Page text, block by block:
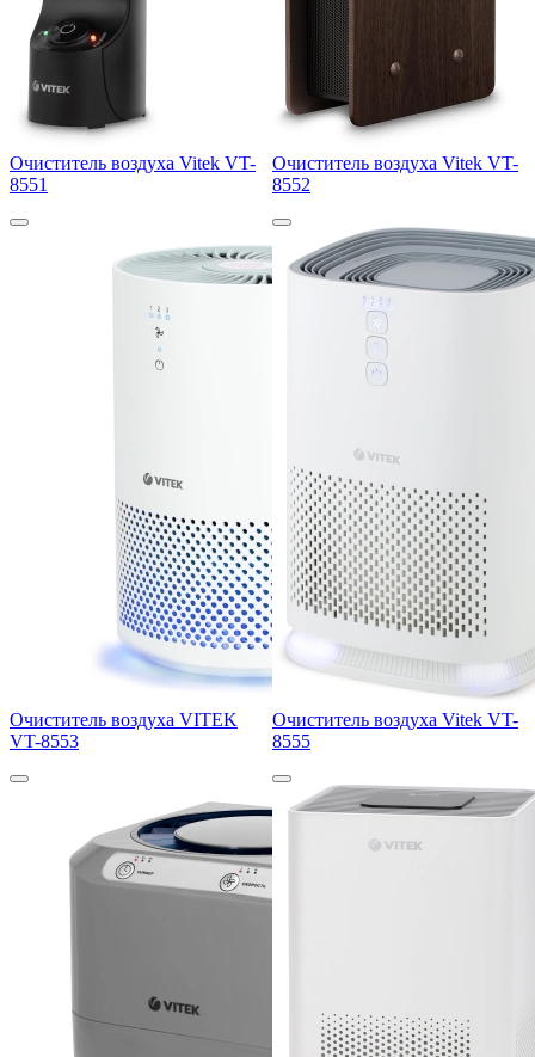
Очиститель воздуха Vitek VT-
8551
Очиститель воздуха Vitek VT-
8552
Очиститель воздуха VITEK
VT-8553
Очиститель воздуха Vitek VT-
8555